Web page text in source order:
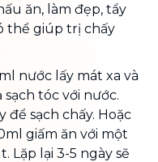
ăn, làm đẹp, tẩy
thể giúp trị chấy
nước lấy mát xa và
tóc với nước.
để sạch chấy. Hoặc
giấm ăn với một
Lặp lại 3-5 ngày sẽ